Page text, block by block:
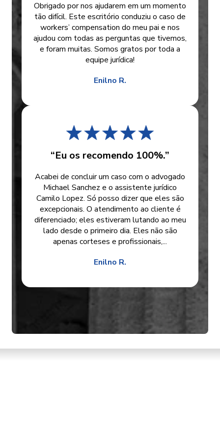
Obrigado por nos ajudarem em um momento
tão difícil. Este escritório conduziu o caso de
workers’ compensation do meu pai e nos
ajudou com todas as perguntas que tivemos,
e foram muitas. Somos gratos por toda a
equipe jurídica!
Enilno R.
“Eu os recomendo 100%.”
Acabei de concluir um caso com o advogado
Michael Sanchez e o assistente jurídico
Camilo Lopez. Só posso dizer que eles são
excepcionais. O atendimento ao cliente é
diferenciado; eles estiveram lutando ao meu
lado desde o primeiro dia. Eles não são
apenas corteses e profissionais,...
Enilno R.